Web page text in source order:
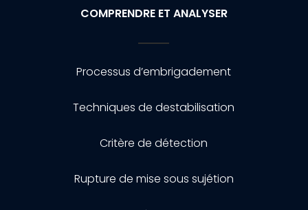
COMPRENDRE ET ANALYSER
Processus d’embrigadement
Techniques de destabilisation
Critère de détection
Rupture de mise sous sujétion